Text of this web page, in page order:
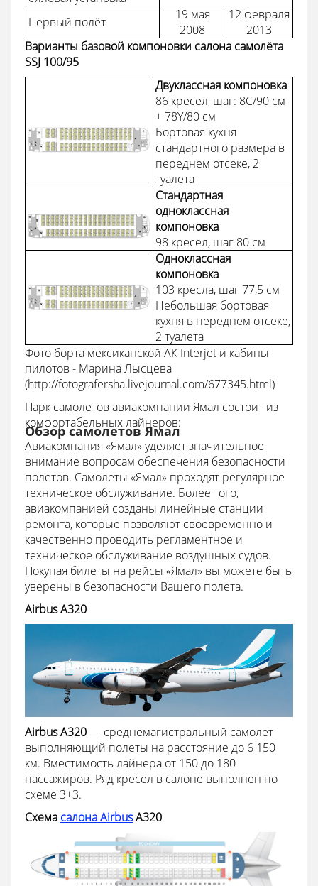
Первый полёт
19 мая
2008
12 февраля
2013
Варианты базовой компоновки салона самолёта
SSJ 100/95
Двуклассная компоновка
86 кресел, шаг: 8C/90 см
+ 78Y/80 см
Бортовая кухня
стандартного размера в
переднем отсеке, 2
туалета
Стандартная
одноклассная
компоновка
98 кресел, шаг 80 см
Одноклассная
компоновка
103 кресла, шаг 77,5 см
Небольшая бортовая
кухня в переднем отсеке,
2 туалета
Фото борта мексиканской АК Interjet и кабины
пилотов - Марина Лысцева
(http://fotografersha.livejournal.com/677345.html)
Парк самолетов авиакомпании Ямал состоит из
комфортабельных лайнеров:
Обзор самолетов Ямал
Авиакомпания «Ямал» уделяет значительное
внимание вопросам обеспечения безопасности
полетов. Самолеты «Ямал» проходят регулярное
техническое обслуживание. Более того,
авиакомпанией созданы линейные станции
ремонта, которые позволяют своевременно и
качественно проводить регламентное и
техническое обслуживание воздушных судов.
Покупая билеты на рейсы «Ямал» вы можете быть
уверены в безопасности Вашего полета.
Airbus A320
Airbus A320— среднемагистральный самолет
выполняющий полеты на расстояние до 6 150
км. Вместимость лайнера от 150 до 180
пассажиров. Ряд кресел в салоне выполнен по
схеме 3+3.
Схема салона AirbusA320